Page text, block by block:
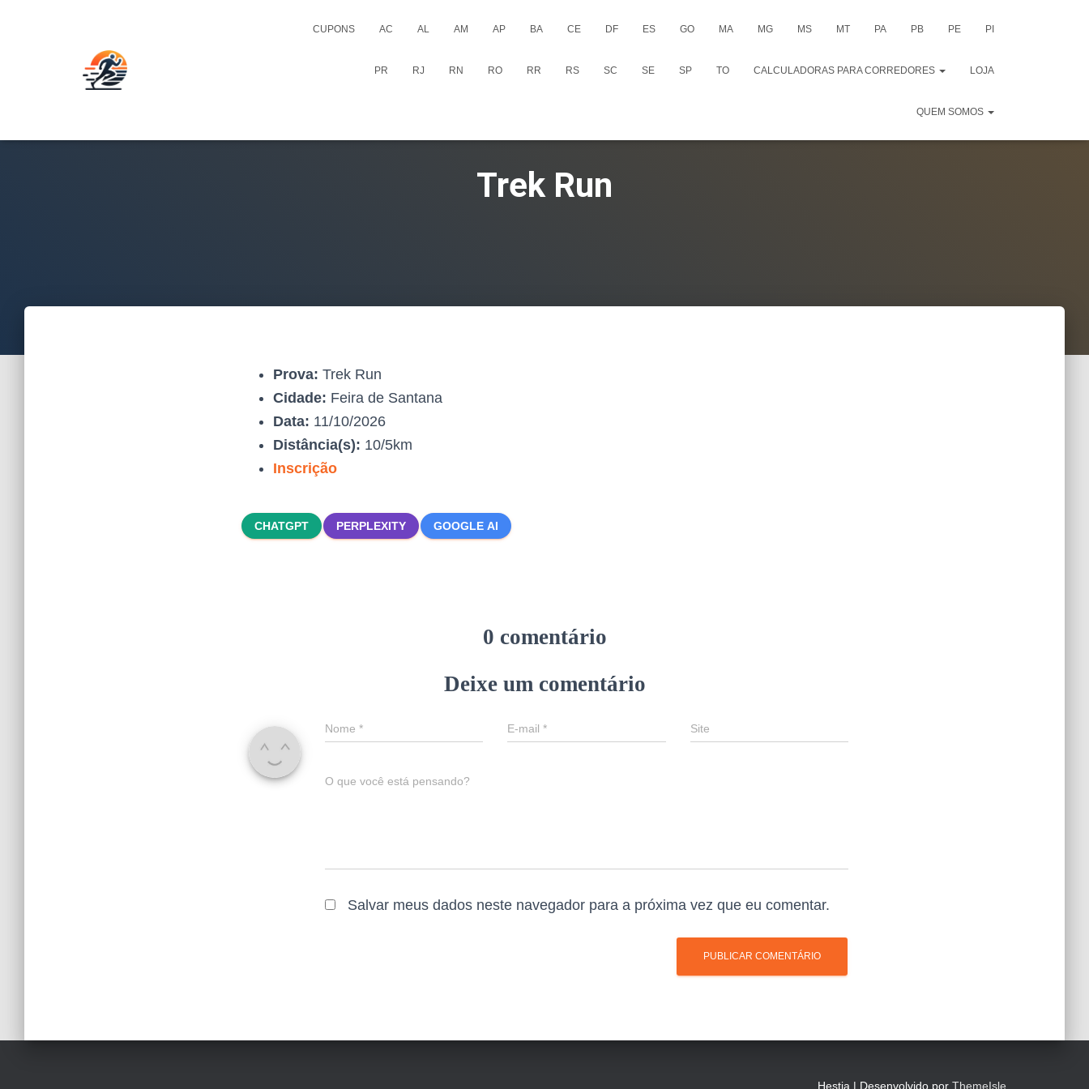
CUPONS AC AL AM AP BA CE DF ES GO MA MG MS MT PA PB PE PI
PR RJ RN RO RR RS SC SE SP TO CALCULADORAS PARA CORREDORES LOJA
QUEM SOMOS
Trek Run
Prova: Trek Run
Cidade: Feira de Santana
Data: 11/10/2026
Distância(s): 10/5km
Inscrição
CHATGPT PERPLEXITY GOOGLE AI
0 comentário
Deixe um comentário
Nome * E-mail* Site
O que você está pensando?
Salvar meus dados neste navegador para a próxima vez que eu comentar.
Hestia | Desenvolvido por ThemeIsle